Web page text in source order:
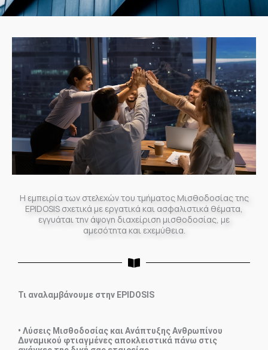
Η εμπειρία των στελεχών του τμήματος Μισθοδοσίας της
EPIDOSIS σχετικά με εργατικά και ασφαλιστικά θέματα,
εγγυάται την άψογη διαχείριση μισθοδοσίας, με
αμεσότητα και εχεμύθεια.
Τι αναλαμβάνουμε στην ΕPIDOSIS
• Λύσεις Μισθοδοσίας και Ανάπτυξης Ανθρωπίνου
Δυναμικού φτιαγμένες αποκλειστικά πάνω στις